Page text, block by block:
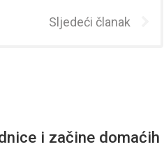
Sljedeći članak
i začine domaćih